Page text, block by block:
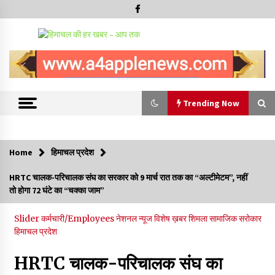
Trending Now
बड़ी ख़बर – अनुबंध कर्मचारियों को बैक डेट से नहीं मिलेगा नियमितीकरण,
शिक्षा निदेशालय ने जारी किया स्पष्टीकरण
05/08/2026
05/08/2026
Home हिमाचल प्रदेश
HRTC चालक-परिचालक संघ का सरकार को 9 मार्च रात तक का “अल्टीमेटम”, नहीं
तो होगा 72 घंटे का “चक्का जाम”
Sliderकर्मचारी/Employeesनेशनल न्यूजविशेष ख़बरशिमलासामाजिक सरोकार
हिमाचल प्रदेश
HRTC चालक-परिचालक संघ का